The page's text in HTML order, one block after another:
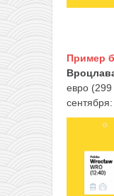
Пример
евро (299
сентября: